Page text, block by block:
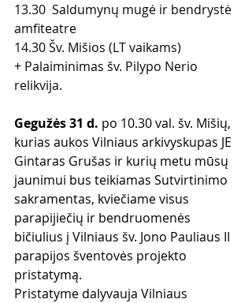
13.30  Saldumynų mugė ir bendrystė
amfiteatre
14.30 Šv. Mišios (LT vaikams)
+ Palaiminimas šv. Pilypo Nerio
relikvija.
Gegužės 31 d. po 10.30 val. šv. Mišių,
kurias aukos Vilniaus arkivyskupas JE
Gintaras Grušas ir kurių metu mūsų
jaunimui bus teikiamas Sutvirtinimo
sakramentas, kviečiame visus
parapijiečių ir bendruomenės
bičiulius į Vilniaus šv. Jono Pauliaus II
parapijos šventovės projekto
pristatymą.
Pristatyme dalyvauja Vilniaus